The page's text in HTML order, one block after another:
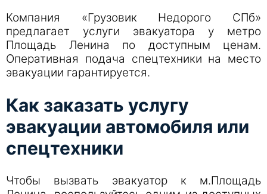
Компания «Грузовик Недорого СПб»
предлагает услуги эвакуатора у метро
Площадь Ленина по доступным ценам.
Оперативная подача спецтехники на место
эвакуации гарантируется.
Как заказать услугу
эвакуации автомобиля или
спецтехники
Чтобы вызвать эвакуатор к м.Площадь